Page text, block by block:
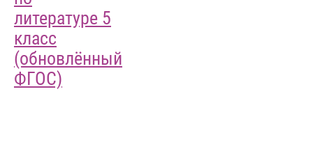
литературе 5
класс
(обновлённый
ФГОС)